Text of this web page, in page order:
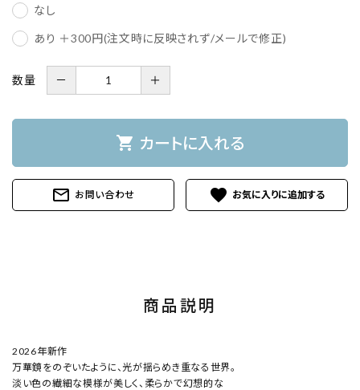
なし
あり ＋300円(注文時に反映されず/メールで修正)
数量 － ＋
shopping_cart カートに入れる
mail_outline お問い合わせ favorite
商品説明
2026年新作
万華鏡をのぞいたように、光が揺らめき重なる世界。
淡い色の繊細な模様が美しく、柔らかで幻想的な